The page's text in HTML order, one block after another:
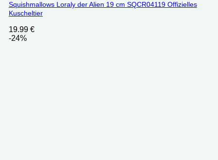
Squishmallows Loraly der Alien 19 cm SQCR04119 Offizielles
Kuscheltier
19.99 €
-24%